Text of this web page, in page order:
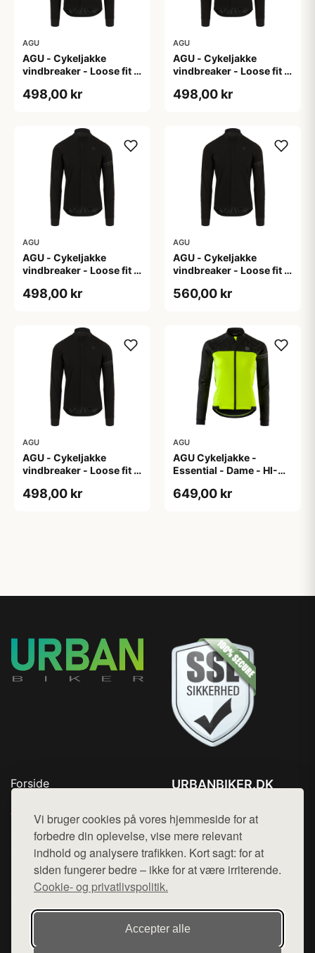
Vi bruger cookies på vores hjemmeside for at
forbedre din oplevelse, vise mere relevant
indhold og analysere trafikken. Kort sagt: for at
siden fungerer bedre – ikke for at være irriterende.
Cookie- og privatlivspolitik.
Accepter alle
AGU
AGU - Cykeljakke
vindbreaker - Loose fit -
498,00 kr
AGU
AGU - Cykeljakke
vindbreaker - Loose fit -
498,00 kr
AGU
AGU - Cykeljakke
vindbreaker - Loose fit -
498,00 kr
AGU
AGU - Cykeljakke
vindbreaker - Loose fit -
560,00 kr
AGU
AGU - Cykeljakke
vindbreaker - Loose fit -
498,00 kr
AGU
AGU Cykeljakke -
Essential - Dame - HI-
649,00 kr
Forside
Top Rabatter
Blog
Kontakt
URBANBIKER.DK
Mail: hej@want.dk
Cookie- og privatlivspolitik
Denne side er en del af want.dk, der udgiver en række
hjemmesider med præsentation af forskellige produkter fra